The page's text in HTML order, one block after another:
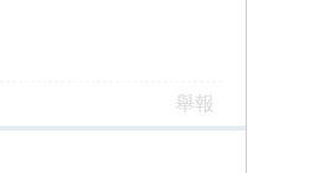
舉報